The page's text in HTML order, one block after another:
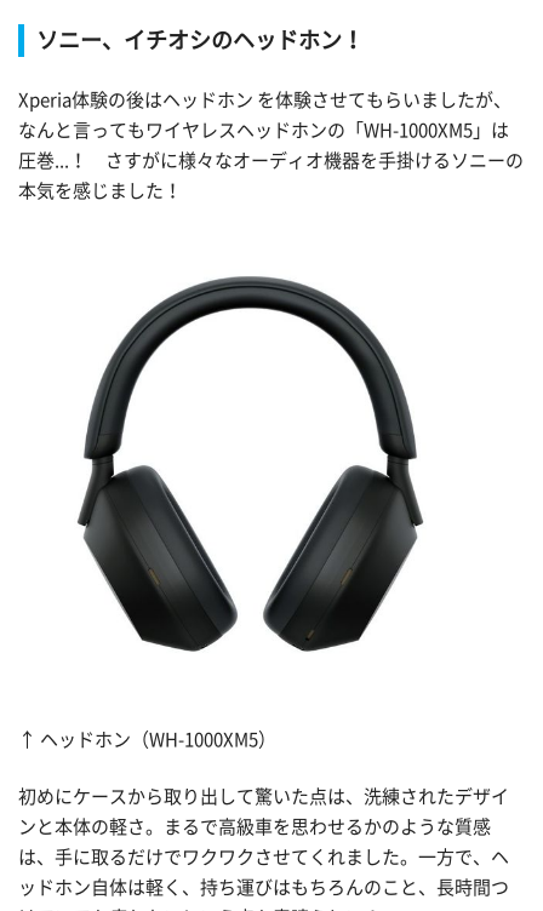
ソニー、イチオシのヘッドホン！
Xperia体験の後はヘッドホン を体験させてもらいましたが、
なんと言ってもワイヤレスヘッドホンの「WH-1000XM5」は
圧巻...！ さすがに様々なオーディオ機器を手掛けるソニーの
本気を感じました！
↑ ヘッドホン（WH-1000XM5）
初めにケースから取り出して驚いた点は、洗練されたデザイ
ンと本体の軽さ。まるで高級車を思わせるかのような質感
は、手に取るだけでワクワクさせてくれました。一方で、ヘ
ッドホン自体は軽く、持ち運びはもちろんのこと、長時間つ